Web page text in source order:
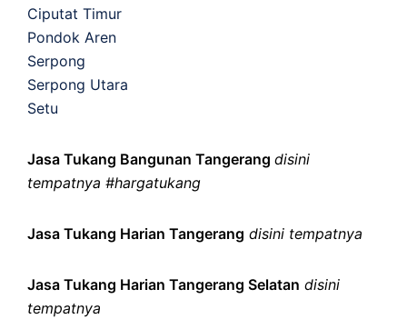
Ciputat Timur
Pondok Aren
Serpong
Serpong Utara
Setu
Jasa Tukang Bangunan Tangerang disini
tempatnya #hargatukang
Jasa Tukang Harian Tangerang disini tempatnya
Jasa Tukang Harian Tangerang Selatan disini
tempatnya